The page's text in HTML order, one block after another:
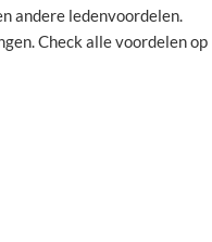
andere ledenvoordelen.
Check alle voordelen op